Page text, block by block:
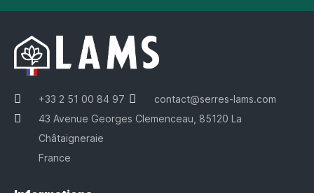
+33 2 51 00 84 97
contact@serres-lams.com
43 Avenue Georges Clemenceau, 85120 La
Châtaigneraie
France